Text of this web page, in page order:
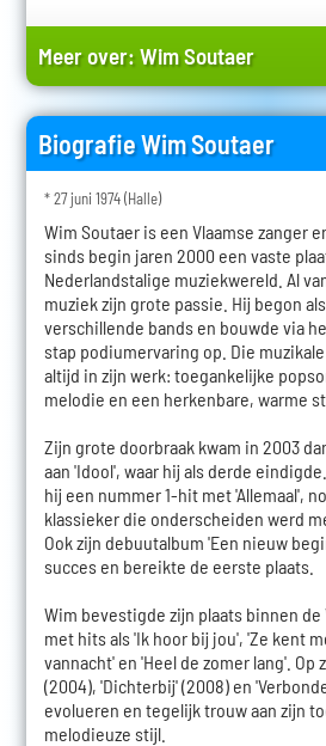
Meer over:Wim Soutaer
Biografie Wim Soutaer
* 27 juni 1974 (Halle)
Wim Soutaer is een Vlaamse zanger
sinds begin jaren 2000 een vaste
Nederlandstalige muziekwereld. Al
muziek zijn grote passie. Hij begon
verschillende bands en bouwde via
stap podiumervaring op. Die
altijd in zijn werk: toegankelijke
melodie en een herkenbare, warme
Zijn grote doorbraak kwam in 2003
aan 'Idool', waar hij als derde
hij een nummer 1-hit met 'Allemaal',
klassieker die onderscheiden werd
Ook zijn debuutalbum 'Een nieuw
succes en bereikte de eerste plaats.
Wim bevestigde zijn plaats binnen de
met hits als 'Ik hoor bij jou', 'Ze kent
vannacht' en 'Heel de zomer lang'. Op
(2004), 'Dichterbij' (2008) en
evolueren en tegelijk trouw aan zijn
melodieuze stijl.